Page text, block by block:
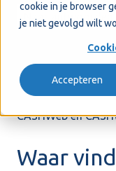
cookie in je browser
je niet gevolgd wilt
Accepteren
CASHWeb en
Waar